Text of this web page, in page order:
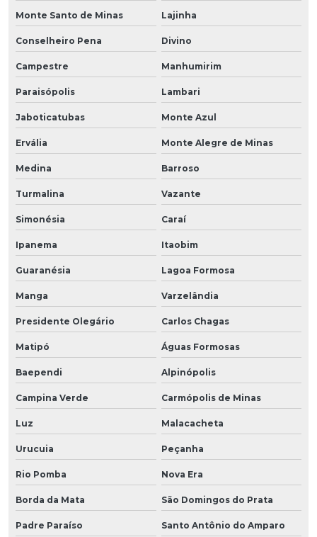
Monte Santo de Minas Lajinha
Conselheiro Pena Divino
Campestre Manhumirim
Paraisópolis Lambari
Jaboticatubas Monte Azul
Ervália Monte Alegre de Minas
Medina Barroso
Turmalina Vazante
Simonésia Caraí
Ipanema Itaobim
Guaranésia Lagoa Formosa
Manga Varzelândia
Presidente Olegário Carlos Chagas
Matipó Águas Formosas
Baependi Alpinópolis
Campina Verde Carmópolis de Minas
Luz Malacacheta
Urucuia Peçanha
Rio Pomba Nova Era
Borda da Mata São Domingos do Prata
Padre Paraíso Santo Antônio do Amparo